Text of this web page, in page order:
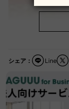
シェア： Line